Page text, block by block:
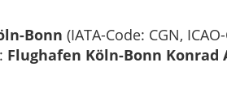
Bonn (IATA-Code: CGN,
Flughafen Köln-Bonn Konrad